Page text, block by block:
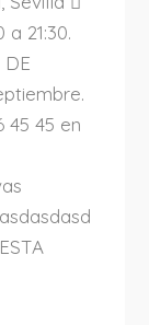
21:30.
DE
45 45 en